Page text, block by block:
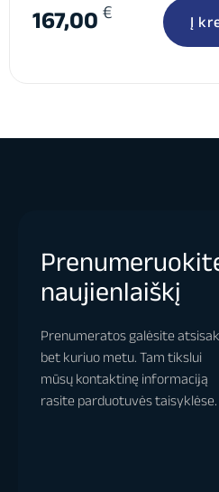
167,00 €
Į
naujienlaiškį
Prenumeratos galėsite
bet kuriuo metu. Tam tikslui
mūsų kontaktinę informaciją
rasite parduotuvės taisyklėse.